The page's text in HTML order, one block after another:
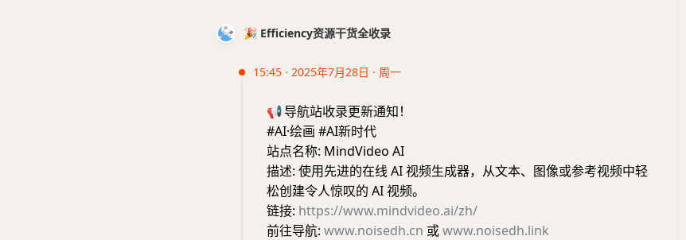
🎉 Efficiency资源干货全收录
15:45 · 2025年7月28日 · 周一
📢导航站收录更新通知！
#AI·绘画 #AI新时代
站点名称: MindVideo AI
描述: 使用先进的在线 AI 视频生成器，从文本、图像或参考视频中轻
松创建令人惊叹的 AI 视频。
链接: https://www.mindvideo.ai/zh/
前往导航: www.noisedh.cn 或www.noisedh.link